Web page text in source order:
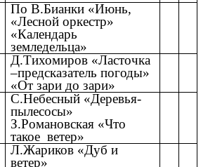
По В.Бианки «Июнь,
«Лесной оркестр»
«Календарь
земледельца»
Д.Тихомиров «Ласточка
–предсказатель погоды»
«От зари до зари»
С.Небесный «Деревья-
пылесосы»
З.Романовская «Что
такое ветер»
Л.Жариков «Дуб и
ветер»